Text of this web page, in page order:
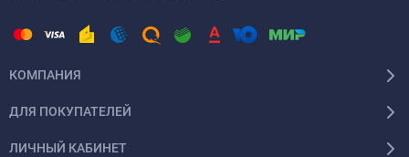
КОМПАНИЯ
ДЛЯ ПОКУПАТЕЛЕЙ
ЛИЧНЫЙ КАБИНЕТ